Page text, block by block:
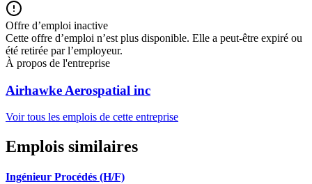
Offre d’emploi inactive
Cette offre d’emploi n’est plus disponible. Elle a peut-être expiré ou
été retirée par l’employeur.
À propos de l'entreprise
Airhawke Aerospatial inc
Voir tous les emplois de cette entreprise
Emplois similaires
Ingénieur Procédés (H/F)